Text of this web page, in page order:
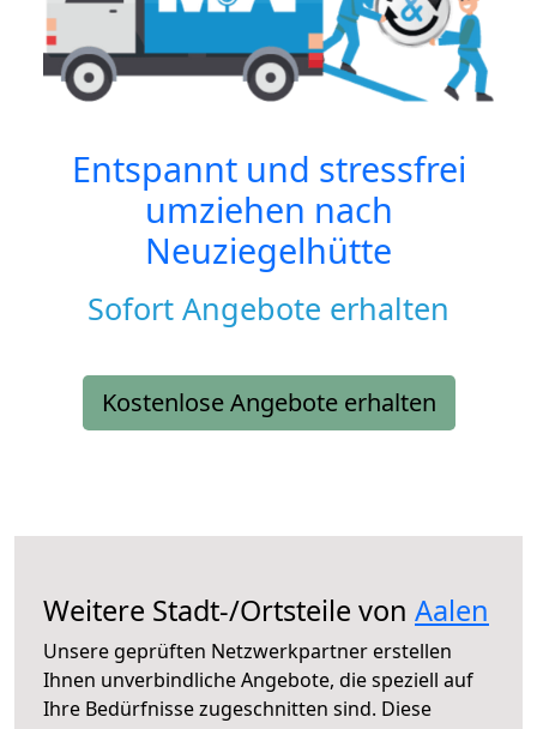
Entspannt und stressfrei
umziehen nach
Neuziegelhütte
Sofort Angebote erhalten
Kostenlose Angebote erhalten
Weitere Stadt-/Ortsteile von Aalen
Unsere geprüften Netzwerkpartner erstellen
Ihnen unverbindliche Angebote, die speziell auf
Ihre Bedürfnisse zugeschnitten sind. Diese